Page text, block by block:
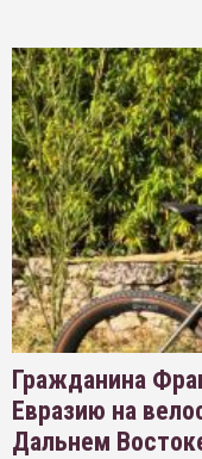
Гражданина
Евразию на
Дальнем